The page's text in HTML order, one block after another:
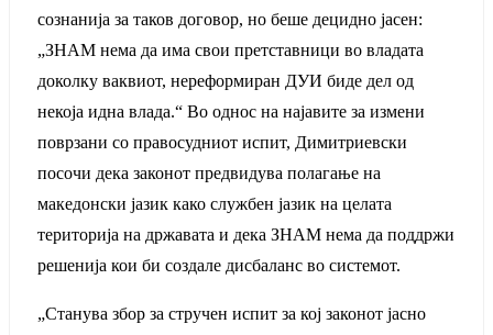
сознанија за таков договор, но беше децидно јасен:
„ЗНАМ нема да има свои претставници во владата
доколку ваквиот, нереформиран ДУИ биде дел од
некоја идна влада.“ Во однос на најавите за измени
поврзани со правосудниот испит, Димитриевски
посочи дека законот предвидува полагање на
македонски јазик како службен јазик на целата
територија на државата и дека ЗНАМ нема да поддржи
решенија кои би создале дисбаланс во системот.
„Станува збор за стручен испит за кој законот јасно